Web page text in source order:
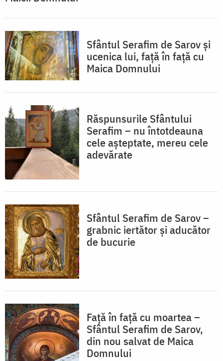
Sfântul Serafim de Sarov și
ucenica lui, față în față cu
Maica Domnului
Răspunsurile Sfântului
Serafim – nu întotdeauna
cele așteptate, mereu cele
adevărate
Sfântul Serafim de Sarov –
grabnic iertător și aducător
de bucurie
Față în față cu moartea –
Sfântul Serafim de Sarov,
din nou salvat de Maica
Domnului